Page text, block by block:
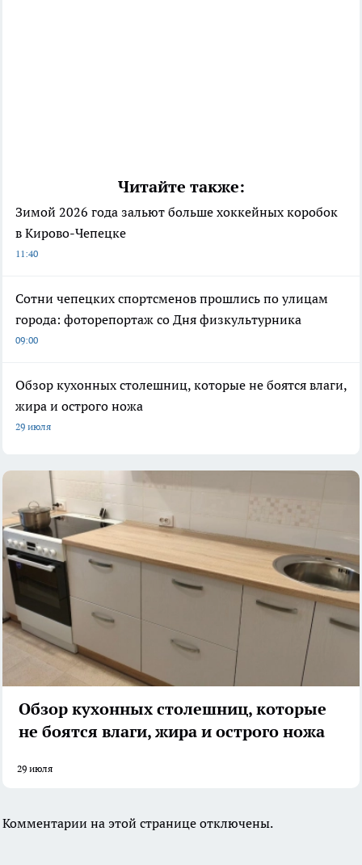
Читайте также:
Зимой 2026 года зальют больше хоккейных коробок
в Кирово-Чепецке
11:40
Сотни чепецких спортсменов прошлись по улицам
города: фоторепортаж со Дня физкультурника
09:00
Обзор кухонных столешниц, которые не боятся влаги,
жира и острого ножа
29 июля
Обзор кухонных столешниц, которые
не боятся влаги, жира и острого ножа
29 июля
Комментарии на этой странице отключены.